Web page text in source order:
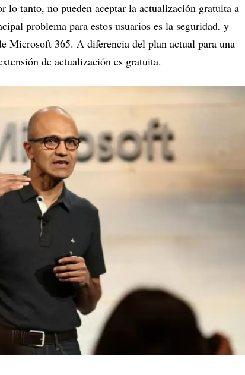
lo tanto, no pueden aceptar la actualización gratuita a
problema para estos usuarios es la seguridad, y
Microsoft 365. A diferencia del plan actual para una
de actualización es gratuita.